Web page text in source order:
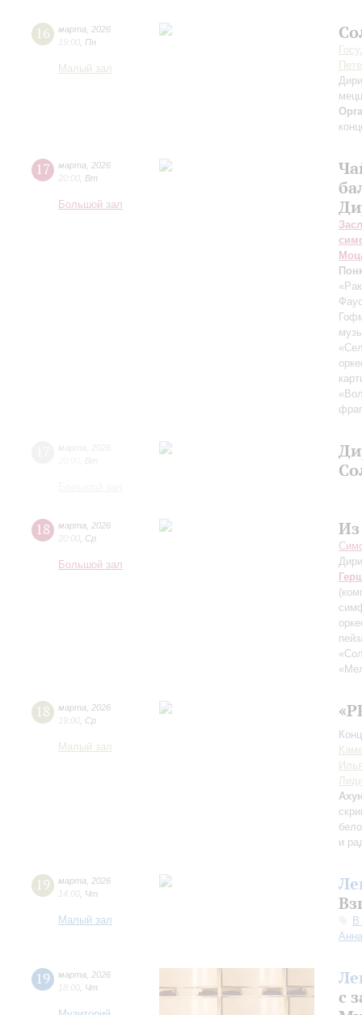
16 марта
2026
19:00 Пн
Малый зал
17 марта
2026
20:00 Вт
Большой зал
18 марта
2026
20:00 Ср
Большой зал
18 марта
2026
19:00 Ср
Малый зал
и
19 марта
2026
14:00 Чт
Малый зал
В
19 марта
2026
18:00 Чт
с